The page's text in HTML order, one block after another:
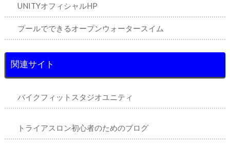
UNITYオフィシャルHP
プールでできるオープンウォータースイム
関連サイト
バイクフィットスタジオユニティ
トライアスロン初心者のためのブログ